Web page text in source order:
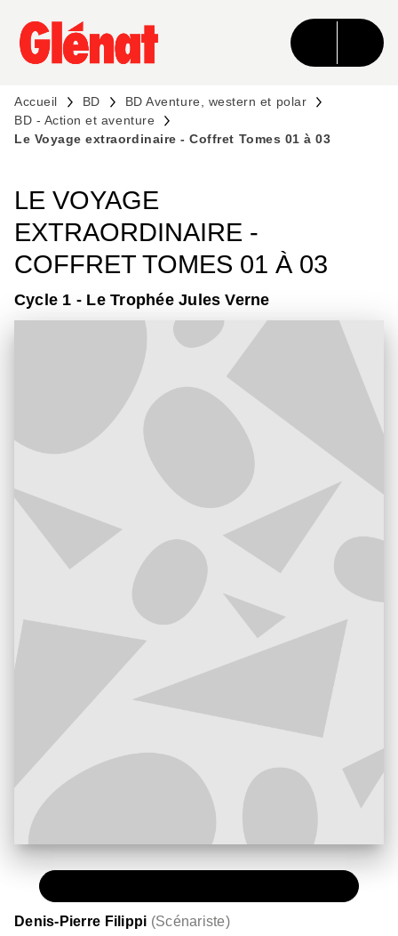
MENU RECHERCHE CONTENU
PIED DE PAGE
Accueil BD
BD Aventure, western et polar
BD - Action et aventure
Le Voyage extraordinaire - Coffret Tomes 01 à 03
LE VOYAGE
EXTRAORDINAIRE -
COFFRET TOMES 01 À 03
Cycle 1 - Le Trophée Jules Verne
Denis-Pierre Filippi (Scénariste)